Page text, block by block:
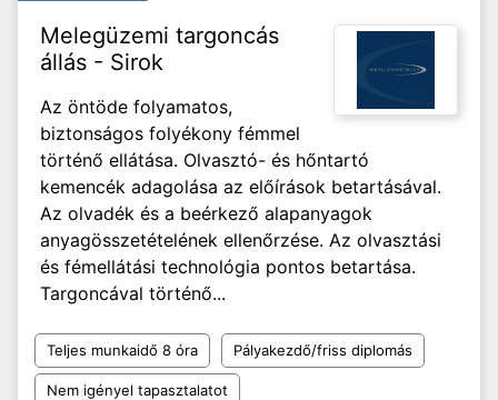
Melegüzemi targoncás
állás - Sirok
Az öntöde folyamatos,
biztonságos folyékony fémmel
történő ellátása. Olvasztó- és hőntartó
kemencék adagolása az előírások betartásával.
Az olvadék és a beérkező alapanyagok
anyagösszetételének ellenőrzése. Az olvasztási
és fémellátási technológia pontos betartása.
Targoncával történő...
Teljes munkaidő 8 óra Pályakezdő/friss diplomás
Nem igényel tapasztalatot